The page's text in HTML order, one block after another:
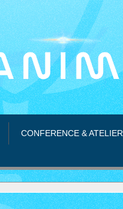
CONFERENCE & ATELIER